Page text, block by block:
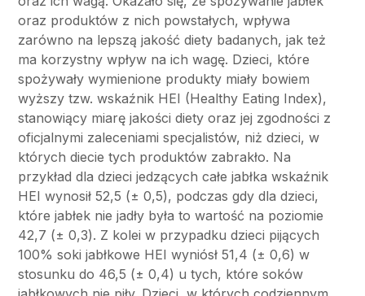
oraz produktów z nich powstałych, wpływa
zarówno na lepszą jakość diety badanych, jak też
ma korzystny wpływ na ich wagę. Dzieci, które
spożywały wymienione produkty miały bowiem
wyższy tzw. wskaźnik HEI (Healthy Eating Index),
stanowiący miarę jakości diety oraz jej zgodności z
oficjalnymi zaleceniami specjalistów, niż dzieci, w
których diecie tych produktów zabrakło. Na
przykład dla dzieci jedzących całe jabłka wskaźnik
HEI wynosił 52,5 (± 0,5), podczas gdy dla dzieci,
które jabłek nie jadły była to wartość na poziomie
42,7 (± 0,3). Z kolei w przypadku dzieci pijących
100% soki jabłkowe HEI wyniósł 51,4 (± 0,6) w
stosunku do 46,5 (± 0,4) u tych, które soków